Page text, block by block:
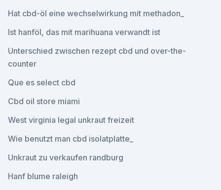
Hat cbd-öl eine wechselwirkung mit methadon_
Ist hanföl, das mit marihuana verwandt ist
Unterschied zwischen rezept cbd und over-the-
counter
Que es select cbd
Cbd oil store miami
West virginia legal unkraut freizeit
Wie benutzt man cbd isolatplatte_
Unkraut zu verkaufen randburg
Hanf blume raleigh